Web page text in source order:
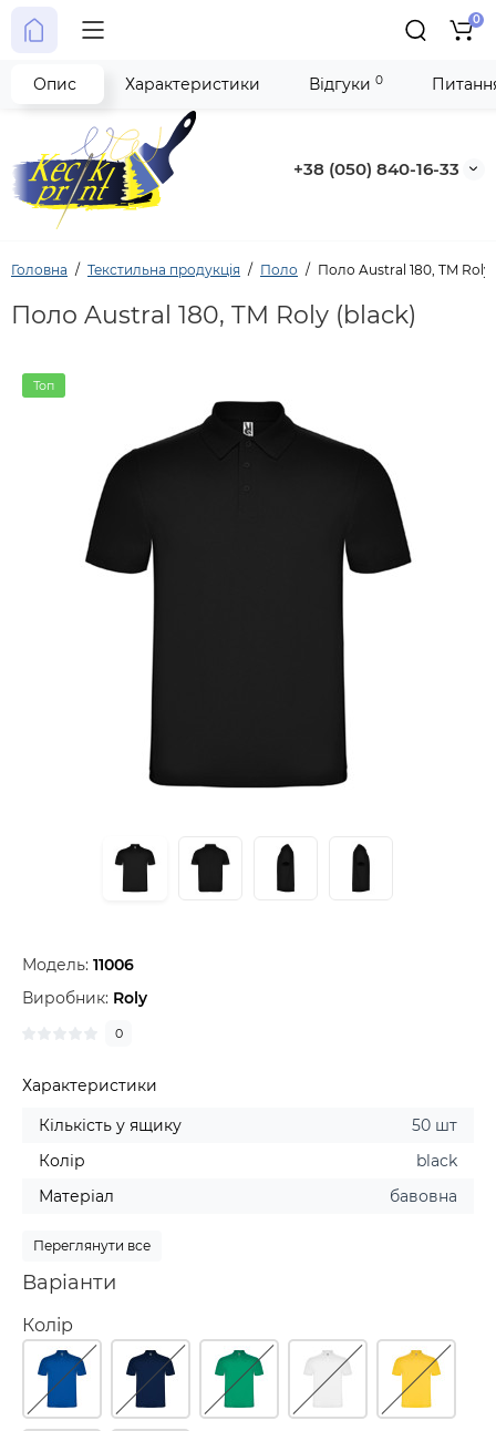
+38 (050) 840-16-33
0
Головна Текстильна продукція Поло Поло Austral 180, TM Roly
Поло Austral 180, TM Roly (black)
Топ
Модель: 11006
Виробник: Roly
0
Характеристики
Кількість у ящику
50 шт
Колір
black
Матеріал
бавовна
Переглянути все
Варіанти
Колір
Опис Характеристики Відгуки 0